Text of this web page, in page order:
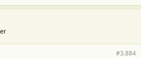
#3.884